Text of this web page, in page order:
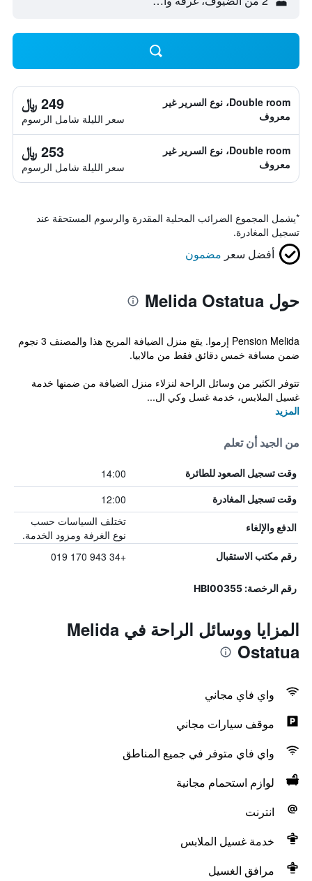
Double room، نوع السرير غير
معروف
249 ﷼
سعر الليلة شامل الرسوم
Double room، نوع السرير غير
معروف
253 ﷼
سعر الليلة شامل الرسوم
*يشمل المجموع الضرائب المحلية المقدرة والرسوم المستحقة عند
تسجيل المغادرة.
أفضل سعر مضمون
حول Melida Ostatua
Pension Melida إرموا. يقع منزل الضيافة المريح هذا والمصنف 3 نجوم
ضمن مسافة خمس دقائق فقط من مالابيا.
تتوفر الكثير من وسائل الراحة لنزلاء منزل الضيافة من ضمنها خدمة
غسيل الملابس، خدمة غسل وكي ال...
المزيد
من الجيد أن تعلم
وقت تسجيل الصعود للطائرة 14:00
وقت تسجيل المغادرة 12:00
الدفع والإلغاء
تختلف السياسات حسب
نوع الغرفة ومزود الخدمة.
رقم مكتب الاستقبال +34 943 170 019
رقم الرخصة: HBI00355
المزايا ووسائل الراحة في Melida
Ostatua
واي فاي مجاني
موقف سيارات مجاني
واي فاي متوفر في جميع المناطق
لوازم استحمام مجانية
انترنت
خدمة غسيل الملابس
مرافق الغسيل